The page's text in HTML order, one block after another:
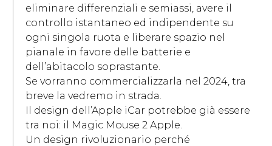
eliminare differenziali e semiassi, avere il
controllo istantaneo ed indipendente su
ogni singola ruota e liberare spazio nel
pianale in favore delle batterie e
dell’abitacolo soprastante.
Se vorranno commercializzarla nel 2024, tra
breve la vedremo in strada.
Il design dell’Apple iCar potrebbe già essere
tra noi: il Magic Mouse 2 Apple.
Un design rivoluzionario perché